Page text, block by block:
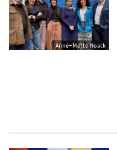
Anne-Mette Noack